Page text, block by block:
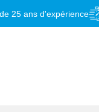
25 ans d'expérience